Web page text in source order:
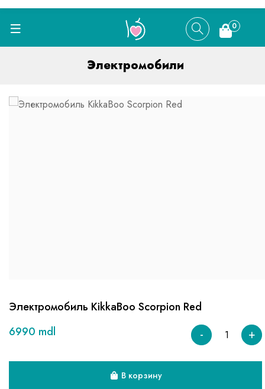
0
Электромобили
Электромобиль KikkaBoo Scorpion Red
6990 mdl
- +
В корзину